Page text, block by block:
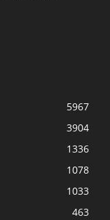
5967
3904
1336
1078
1033
463